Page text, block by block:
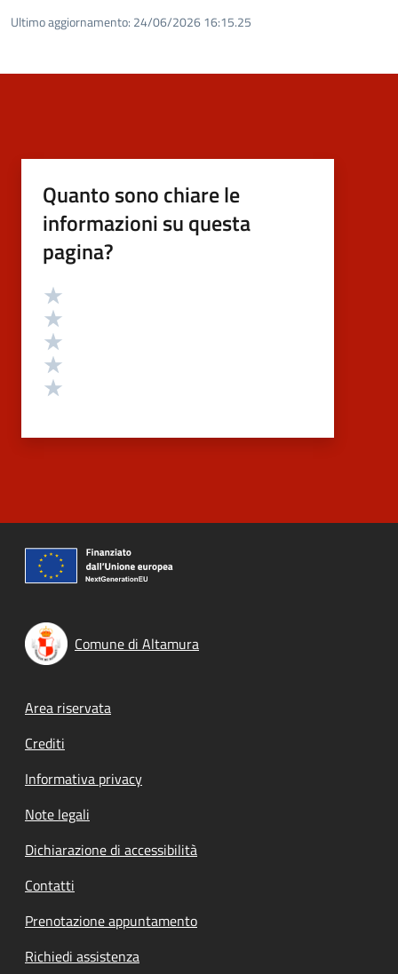
Ultimo aggiornamento: 24/06/2026 16:15.25
Quanto sono chiare le
informazioni su questa
pagina?
Valutazione
Comune di Altamura
Footer menu
Area riservata
Crediti
Informativa privacy
Note legali
Dichiarazione di accessibilità
Contatti
Prenotazione appuntamento
Richiedi assistenza